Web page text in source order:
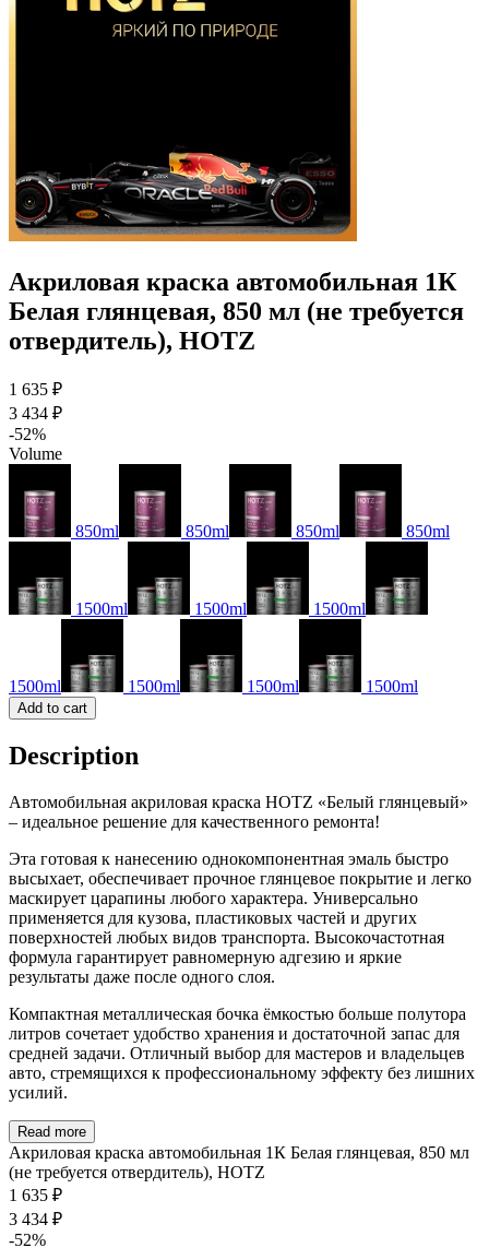
Акриловая краска автомобильная 1К
Белая глянцевая, 850 мл (не требуется
отвердитель), HOTZ
1 635 ₽
3 434 ₽
-52%
Volume
850ml 850ml 850ml 850ml
1500ml 1500ml 1500ml
1500ml 1500ml 1500ml 1500ml
Add to cart
Description
Автомобильная акриловая краска HOTZ «Белый глянцевый»
– идеальное решение для качественного ремонта!
Эта готовая к нанесению однокомпонентная эмаль быстро
высыхает, обеспечивает прочное глянцевое покрытие и легко
маскирует царапины любого характера. Универсально
применяется для кузова, пластиковых частей и других
поверхностей любых видов транспорта. Высокочастотная
формула гарантирует равномерную адгезию и яркие
результаты даже после одного слоя.
Компактная металлическая бочка ёмкостью больше полутора
литров сочетает удобство хранения и достаточной запас для
средней задачи. Отличный выбор для мастеров и владельцев
авто, стремящихся к профессиональному эффекту без лишних
усилий.
Read more
Акриловая краска автомобильная 1К Белая глянцевая, 850 мл
(не требуется отвердитель), HOTZ
1 635 ₽
3 434 ₽
-52%